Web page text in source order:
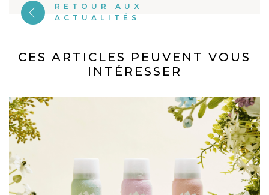
RETOUR AUX
ACTUALITÉS
CES ARTICLES PEUVENT VOUS
INTÉRESSER